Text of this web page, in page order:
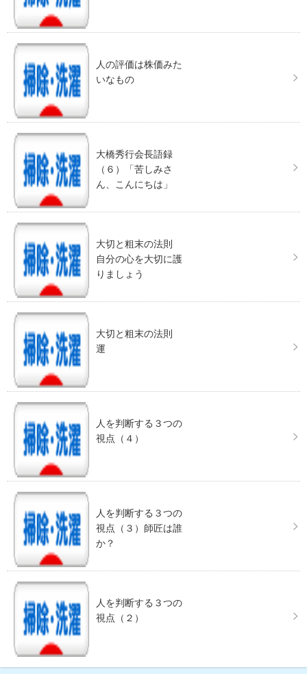
人の評価は株価みた
いなもの
大橋秀行会長語録
（６）「苦しみさ
ん、こんにちは」
大切と粗末の法則
自分の心を大切に護
りましょう
大切と粗末の法則
運
人を判断する３つの
視点（４）
人を判断する３つの
視点（３）師匠は誰
か？
人を判断する３つの
視点（２）